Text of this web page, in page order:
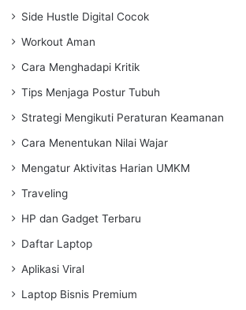
Side Hustle Digital Cocok
Workout Aman
Cara Menghadapi Kritik
Tips Menjaga Postur Tubuh
Strategi Mengikuti Peraturan Keamanan
Cara Menentukan Nilai Wajar
Mengatur Aktivitas Harian UMKM
Traveling
HP dan Gadget Terbaru
Daftar Laptop
Aplikasi Viral
Laptop Bisnis Premium